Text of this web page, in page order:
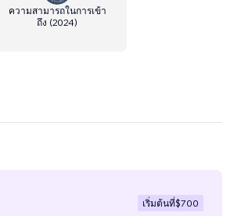
ความสามารถในการเข้า
ถึง (2024)
เริ่มต้นที่$700